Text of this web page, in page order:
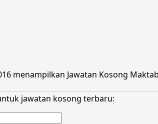
menampilkan Jawatan Kosong
jawatan kosong terbaru: